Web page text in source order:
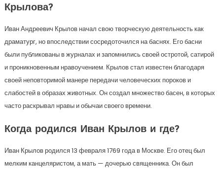
Крылова?
Иван Андреевич Крылов начал свою творческую деятельность как
драматург, но впоследствии сосредоточился на баснях. Его басни
были публикованы в журналах и запомнились своей остротой, сатирой
и проникновенным нравоучением. Крылов стал известен благодаря
своей неповторимой манере передачи человеческих пороков и
слабостей в образах животных. Он создал множество басен, в которых
часто раскрывал нравы и обычаи своего времени.
Когда родился Иван Крылов и где?
Иван Крылов родился 13 февраля 1769 года в Москве. Его отец был
мелким канцеляристом, а мать — дочерью священника. Он был